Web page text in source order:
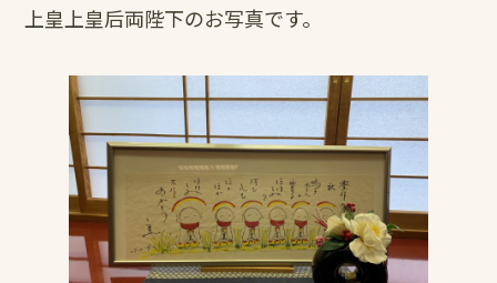
上皇上皇后両陛下のお写真です。